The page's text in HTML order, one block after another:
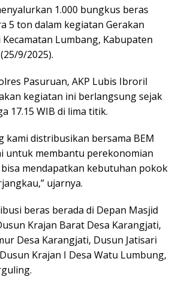
1.000 bungkus beras
5 ton dalam kegiatan Gerakan
Lumbang, Kabupaten
9/2025).
Pasuruan, AKP Lubis Ibroril
kegiatan ini berlangsung sejak
17.15 WIB di lima titik.
kami distribusikan bersama BEM
untuk membantu perekonomian
mendapatkan kebutuhan pokok
ujarnya.
beras berada di Depan Masjid
Krajan Barat Desa Karangjati,
Desa Karangjati, Dusun Jatisari
Krajan I Desa Watu Lumbung,